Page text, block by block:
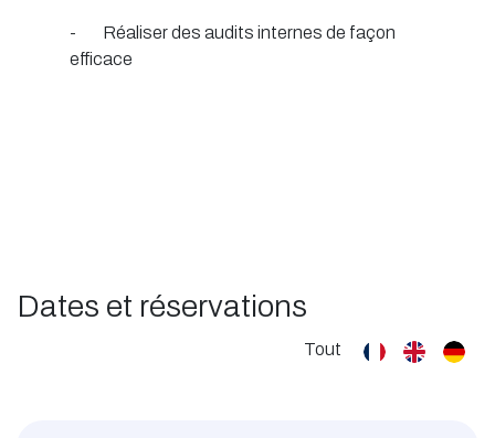
- Réaliser des audits internes de façon
efficace
Dates et réservations
Tout